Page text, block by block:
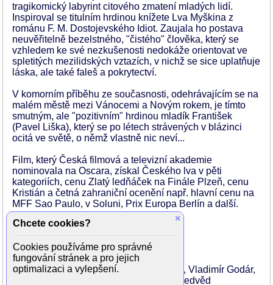
tragikomický labyrint citového zmatení mladých lidí.
Inspiroval se titulním hrdinou knížete Lva Myškina z
románu F. M. Dostojevského Idiot. Zaujala ho postava
neuvěřitelně bezelstného, "čistého" člověka, který se
vzhledem ke své nezkušenosti nedokáže orientovat ve
spletitých mezilidských vztazích, v nichž se sice uplatňuje
láska, ale také faleš a pokrytectví.
V komorním příběhu ze současnosti, odehrávajícím se na
malém městě mezi Vánocemi a Novým rokem, je tímto
smutným, ale "pozitivním" hrdinou mladík František
(Pavel Liška), který se po létech strávených v blázinci
ocitá ve světě, o němž vlastně nic neví...
Film, který Česká filmová a televizní akademie
nominovala na Oscara, získal Českého lva v pěti
kategoriích, cenu Zlatý ledňáček na Finále Plzeň, cenu
Kristián a četná zahraniční ocenění např. hlavní cenu na
MFF Sao Paulo, v Soluni, Prix Europa Berlín a další.
Režie: Saša Gedeon
Scénář: Saša Gedeon
Kamera: Štěpán Kučera
Hudba: Miloslav Ducháč, Vladimír Fuka, Vladimír Godár,
Jan Hála, Jaroslav Jankovec, Zdeněk Nedvěd
×
Chcete cookies?
Cookies používáme pro správné
fungování stránek a pro jejich
optimalizaci a vylepšení.